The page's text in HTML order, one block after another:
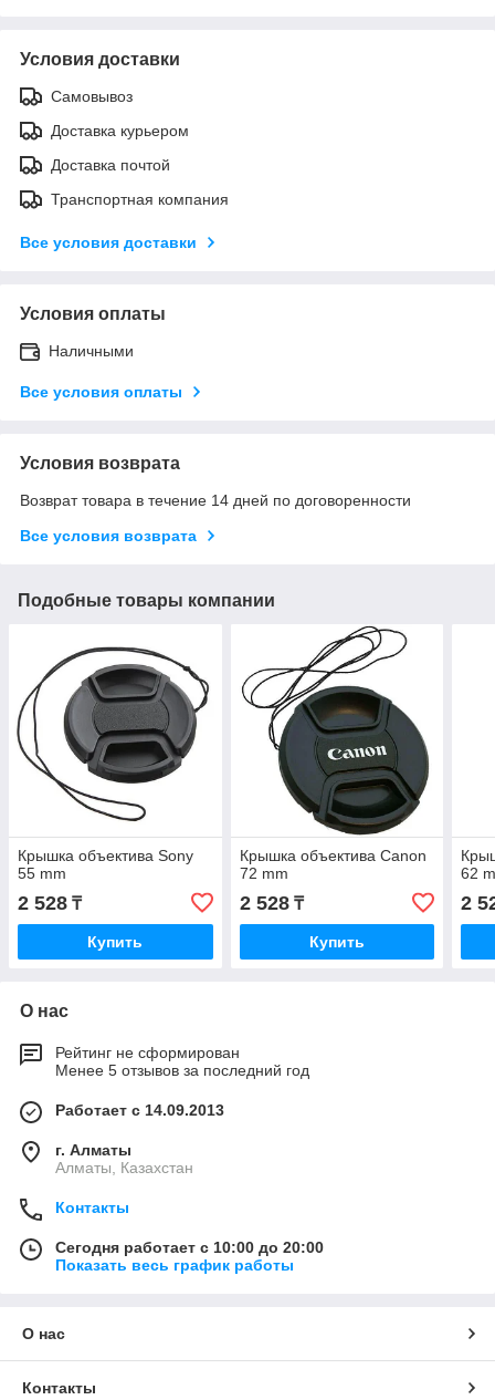
Условия доставки
Самовывоз
Доставка курьером
Доставка почтой
Транспортная компания
Все условия доставки
Условия оплаты
Наличными
Все условия оплаты
Условия возврата
Возврат товара в течение 14 дней по договоренности
Все условия возврата
Подобные товары компании
Крышка объектива Sony
55 mm
2 528 ₸
Купить
Крышка объектива Canon
72 mm
2 528₸
Купить
62
2
О нас
Рейтинг не сформирован
Менее 5 отзывов за последний год
Работает с 14.09.2013
г. Алматы
Алматы, Казахстан
Контакты
Сегодня работает с 10:00 до 20:00
Показать весь график работы
О нас
Контакты